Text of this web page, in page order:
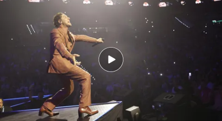
David Bisbal en la inauguración del Roig Arena con un homenaje a Nino
Redacción digital Noticias Cuatro
06 SEP 2025 - 20:48h.
El nuevo recinto multiusos ha sido impulsado
por el empresario Juan Roig
Su capacidad varía según el evento: 15.600